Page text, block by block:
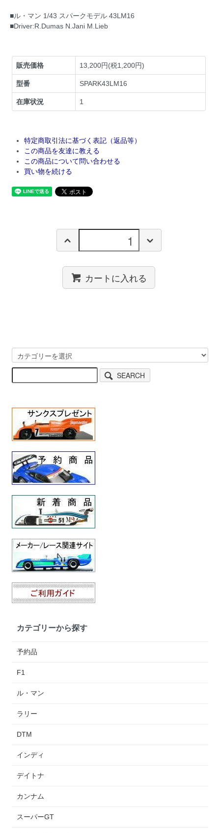
■ル・マン 1/43 スパークモデル 43LM16
■Driver:R.Dumas N.Jani M.Lieb
販売価格 13,200円(税1,200円)
型番 SPARK43LM16
在庫状況 1
特定商取引法に基づく表記（返品等）
この商品を友達に教える
この商品について問い合わせる
買い物を続ける
カートに入れる
SEARCH
カテゴリーから探す
予約品
F1
ル・マン
ラリー
DTM
インディ
デイトナ
カンナム
スーパーGT